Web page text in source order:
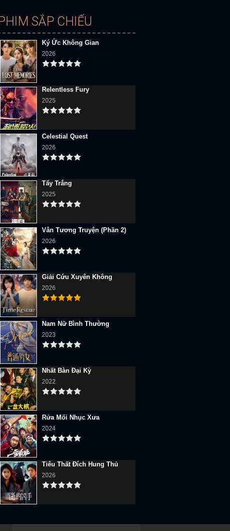
PHIM SẮP CHIẾU
Ký Ức Không Gian
2026
Relentless Fury
2025
Celestial Quest
2026
Tẩy Trắng
2025
Vân Tương Truyện (Phần 2)
2026
Giải Cứu Xuyên Không
2026
Nam Nữ Bình Thường
2023
Nhất Bàn Đại Kỳ
2022
Rửa Mối Nhục Xưa
2024
Tiêu Thất Đích Hung Thủ
2026